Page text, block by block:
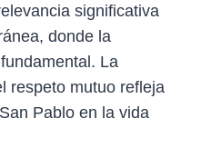
significativa
donde la
La
respeto mutuo refleja
Pablo en la vida